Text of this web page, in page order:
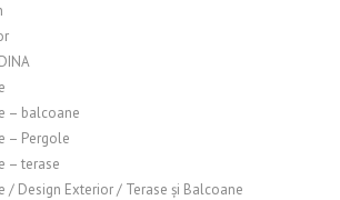
– balcoane
– Pergole
– terase
/ Design Exterior / Terase și Balcoane